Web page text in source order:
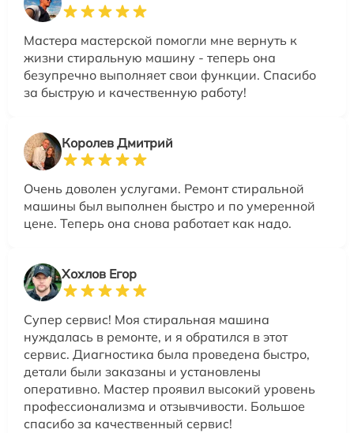
Мастера мастерской помогли мне вернуть к
жизни стиральную машину - теперь она
безупречно выполняет свои функции. Спасибо
за быструю и качественную работу!
Королев Дмитрий
Очень доволен услугами. Ремонт стиральной
машины был выполнен быстро и по умеренной
цене. Теперь она снова работает как надо.
Хохлов Егор
Супер сервис! Моя стиральная машина
нуждалась в ремонте, и я обратился в этот
сервис. Диагностика была проведена быстро,
детали были заказаны и установлены
оперативно. Мастер проявил высокий уровень
профессионализма и отзывчивости. Большое
спасибо за качественный сервис!